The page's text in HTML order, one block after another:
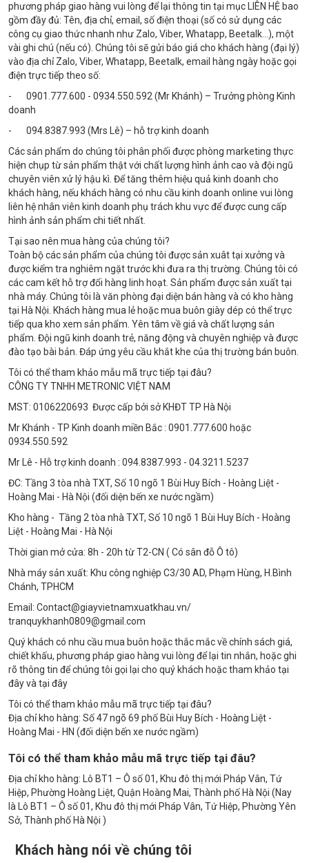
phương pháp giao hàng vui lòng để lại thông tin tại mục LIÊN HỆ bao
gồm đầy đủ: Tên, địa chỉ, email, số điện thoại (số có sử dụng các
công cụ giao thức nhanh như Zalo, Viber, Whatapp, Beetalk…), một
vài ghi chú (nếu có). Chúng tôi sẽ gửi báo giá cho khách hàng (đại lý)
vào địa chỉ Zalo, Viber, Whatapp, Beetalk, email hàng ngày hoặc gọi
điện trực tiếp theo số:
- 0901.777.600 - 0934.550.592 (Mr Khánh) – Trưởng phòng Kinh
doanh
- 094.8387.993 (Mrs Lê) – hỗ trợ kinh doanh
Các sản phẩm do chúng tôi phân phối được phòng marketing thực
hiện chụp từ sản phẩm thật với chất lượng hình ảnh cao và đội ngũ
chuyên viên xử lý hậu kì. Để tăng thêm hiệu quả kinh doanh cho
khách hàng, nếu khách hàng có nhu cầu kinh doanh online vui lòng
liên hệ nhân viên kinh doanh phụ trách khu vực để được cung cấp
hình ảnh sản phẩm chi tiết nhất.
Tại sao nên mua hàng của chúng tôi?
Toàn bộ các sản phẩm của chúng tôi được sản xuât tại xưởng và
được kiểm tra nghiêm ngặt trước khi đưa ra thị trường. Chúng tôi có
các cam kết hỗ trợ đổi hàng linh hoạt. Sản phẩm được sản xuất tại
nhà máy. Chúng tôi là văn phòng đại diện bán hàng và có kho hàng
tại Hà Nội. Khách hàng mua lẻ hoặc mua buôn giày dép có thể trực
tiếp qua kho xem sản phẩm. Yên tâm về giá và chất lượng sản
phẩm. Đội ngũ kinh doanh trẻ, năng động và chuyên nghiệp và được
đào tạo bài bản. Đáp ứng yêu cầu khắt khe của thị trường bán buôn.
Tôi có thể tham khảo mẫu mã trực tiếp tại đâu?
CÔNG TY TNHH METRONIC VIỆT NAM
MST: 0106220693 Được cấp bởi sở KHĐT TP Hà Nội
Mr Khánh - TP Kinh doanh miền Bắc : 0901.777.600 hoặc
0934.550.592
Mr Lê - Hỗ trợ kinh doanh : 094.8387.993 - 04.3211.5237
ĐC: Tầng 3 tòa nhà TXT, Số 10 ngõ 1 Bùi Huy Bích - Hoàng Liệt -
Hoàng Mai - Hà Nội (đối diện bến xe nước ngầm)
Kho hàng - Tầng 2 tòa nhà TXT, Số 10 ngõ 1 Bùi Huy Bích - Hoàng
Liệt - Hoàng Mai - Hà Nội
Thời gian mở cửa: 8h - 20h từ T2-CN ( Có sân đỗ Ô tô)
Nhà máy sản xuất: Khu công nghiệp C3/30 AD, Phạm Hùng, H.Bình
Chánh, TPHCM
Email: Contact@giayvietnamxuatkhau.vn/
tranquykhanh0809@gmail.com
Quý khách có nhu cầu mua buôn hoặc thắc mắc về chính sách giá,
chiết khấu, phương pháp giao hàng vui lòng để lại tin nhắn, hoặc ghi
rõ thông tin để chúng tôi gọi lại cho quý khách hoặc tham khảo tại
đây và tại đây
Tôi có thể tham khảo mẫu mã trực tiếp tại đâu?
Địa chỉ kho hàng: Số 47 ngõ 69 phố Bùi Huy Bích - Hoàng Liệt -
Hoàng Mai - HN (đối diện bến xe nước ngầm)
Tôi có thể tham khảo mẫu mã trực tiếp tại đâu?
Địa chỉ kho hàng: Lô BT1 – Ô số 01, Khu đô thị mới Pháp Vân, Tứ
Hiệp, Phường Hoàng Liệt, Quận Hoàng Mai, Thành phố Hà Nội (Nay
là Lô BT1 – Ô số 01, Khu đô thị mới Pháp Vân, Tứ Hiệp, Phường Yên
Sở, Thành phố Hà Nội )
Khách hàng nói về chúng tôi